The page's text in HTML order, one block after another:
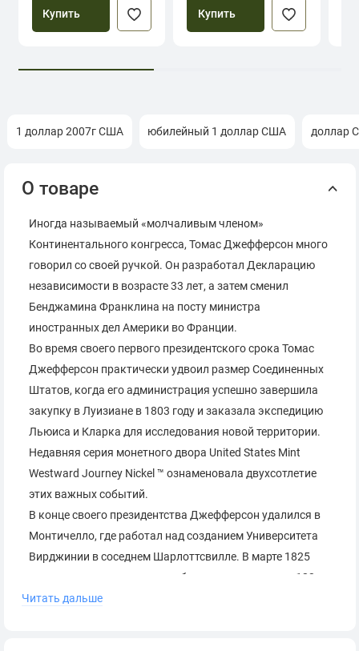
Купить Купить
1 доллар 2007г США юбилейный 1 доллар США доллар
О товаре
Иногда называемый «молчаливым членом»
Континентального конгресса, Томас Джефферсон много
говорил со своей ручкой. Он разработал Декларацию
независимости в возрасте 33 лет, а затем сменил
Бенджамина Франклина на посту министра
иностранных дел Америки во Франции.
Во время своего первого президентского срока Томас
Джефферсон практически удвоил размер Соединенных
Штатов, когда его администрация успешно завершила
закупку в Луизиане в 1803 году и заказала экспедицию
Льюиса и Кларка для исследования новой территории.
Недавняя серия монетного двора United States Mint
Westward Journey Nickel ™ ознаменовала двухсотлетие
этих важных событий.
В конце своего президентства Джефферсон удалился в
Монтичелло, где работал над созданием Университета
Вирджинии в соседнем Шарлоттсвилле. В марте 1825
года школа открылась для обслуживания первых 123
учеников.
Читать дальше